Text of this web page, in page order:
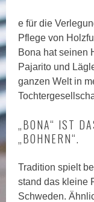
e für die
Pflege von
Bona hat seinen
Pajarito und
ganzen Welt in
„BONA“ IST
„BOHNERN“.
Tradition spielt
stand das kleine
Schweden.